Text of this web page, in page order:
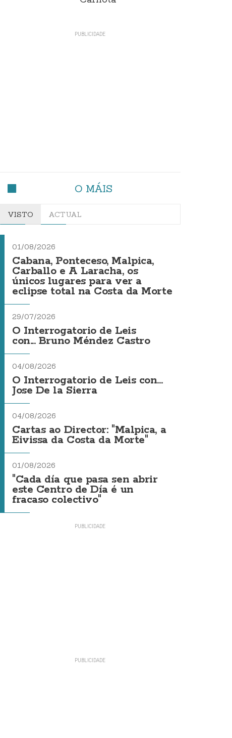
O MÁIS
VISTO ACTUAL
01/08/2026
Cabana, Ponteceso, Malpica,
Carballo e A Laracha, os
únicos lugares para ver a
eclipse total na Costa da Morte
29/07/2026
O Interrogatorio de Leis
con... Bruno Méndez Castro
04/08/2026
O Interrogatorio de Leis con...
Jose De la Sierra
04/08/2026
Cartas ao Director: "Malpica, a
Eivissa da Costa da Morte"
01/08/2026
"Cada día que pasa sen abrir
este Centro de Día é un
fracaso colectivo"